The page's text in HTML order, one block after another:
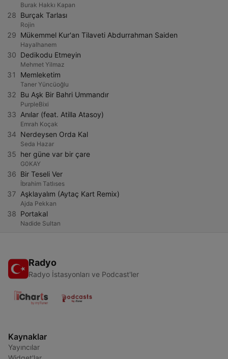
Burak Hakkı Kapan
28 Burçak Tarlası
Rojin
29 Mükemmel Kur'an Tilaveti Abdurrahman Saiden
Hayalhanem
30 Dedikodu Etmeyin
Mehmet Yilmaz
31 Memleketim
Taner Yüncüoğlu
32 Bu Aşk Bir Bahri Ummandır
PurpleBixi
33 Anılar (feat. Atilla Atasoy)
Emrah Koçak
34 Nerdeysen Orda Kal
Seda Hazar
35 her güne var bir çare
G0KAY
36 Bir Teseli Ver
İbrahim Tatlıses
37 Aşklayalım (Aytaç Kart Remix)
Ajda Pekkan
38 Portakal
Nadide Sultan
Radyo
Radyo İstasyonları ve Podcast'ler
Kaynaklar
Yayıncılar